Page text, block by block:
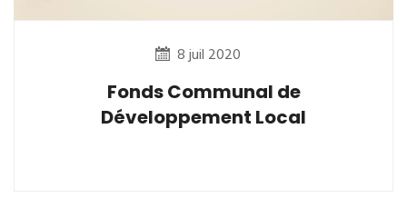
8 juil 2020
Fonds Communal de
Développement Local